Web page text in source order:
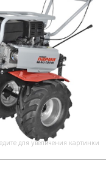
для увеличения картинки